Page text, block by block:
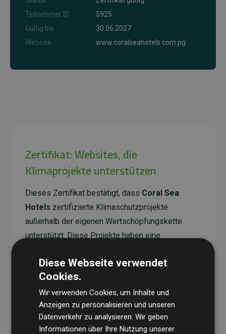
Teilnehmer ID
5925
Gültig bis
30.06.2027
Website
www.coralseahotels.com.pg
Zertifikat: Websites, die
Klimaprojekte unterstützen
Dieses Zertifikat bestätigt, dass Coral Sea
Hotels zertifizierte Klimaschutzprojekte
außerhalb der eigenen Wertschöpfungskette
unterstützt. Diese Projekte haben eine
im Durchschnitt dem Doppelten der geschätzten
Emissionen der Website entspricht.
Alle unterstützten Projekte werden durch
Standardverifiziert und erfüllen höchste
Anforderungen an Qualität, tatsächliche
Diese Webseite verwendet
Cookies.
Wir verwenden Cookies, um Inhalte und
Anzeigen zu personalisieren und unseren
Datenverkehr zu analysieren. Wir geben
Informationen über Ihre Nutzung unserer